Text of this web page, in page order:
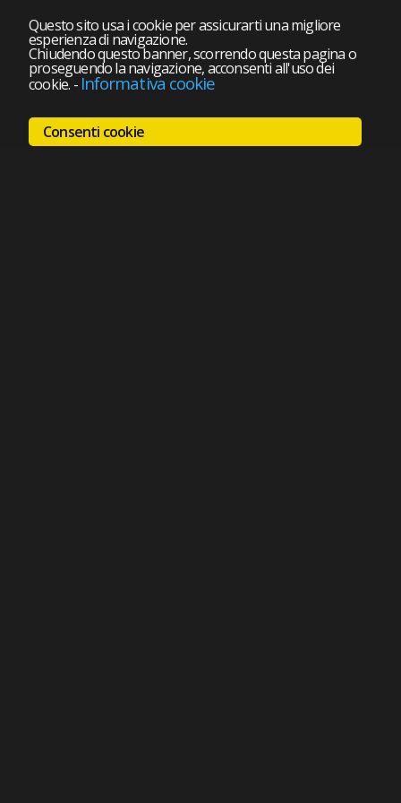
Questo sito usa i cookie per assicurarti una migliore
esperienza di navigazione.
Chiudendo questo banner, scorrendo questa pagina o
proseguendo la navigazione, acconsenti all'uso dei
cookie. - Informativa cookie
Consenti cookie